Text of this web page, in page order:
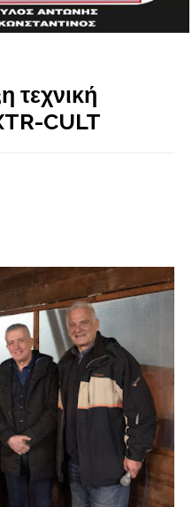
τεχνική
CULT